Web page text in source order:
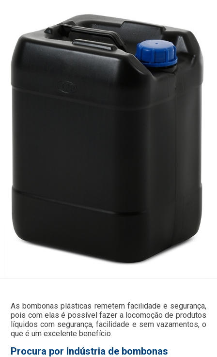
As bombonas plásticas remetem facilidade e segurança,
pois com elas é possível fazer a locomoção de produtos
líquidos com segurança, facilidade e sem vazamentos, o
que é um excelente benefício.
Procura por indústria de bombonas